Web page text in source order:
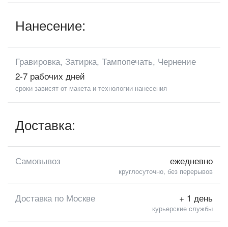
Нанесение:
Гравировка, Затирка, Тампопечать, Чернение
2-7 рабочих дней
сроки зависят от макета и технологии нанесения
Доставка:
Самовывоз ежедневно
круглосуточно, без перерывов
Доставка по Москве + 1 день
курьерские службы